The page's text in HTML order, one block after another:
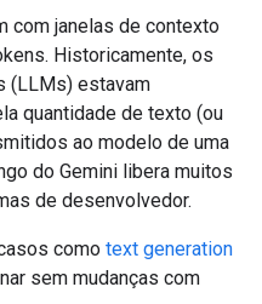
com janelas de contexto
Historicamente, os
(LLMs) estavam
quantidade de texto (ou
ao modelo de uma
do Gemini libera muitos
de desenvolvedor.
como text generation
sem mudanças com